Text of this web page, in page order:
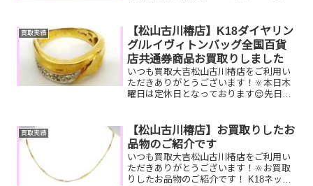
ド 水月焼ブルートパーズお家で
眠っているお品物はございませ...
買取実績
【松山古川椿店】K18ダイヤリン
グ/ルイヴィトンバッグ全国百貨
店共通券商品お買取りしました
いつも買取大吉松山古川椿店をご利用い
ただきありがとうございます！🔆本日木
曜日は定休日となっております😌先日お
全国百貨店共通券商品お家で眠っている
お品物はございませ...
買取実績
【松山古川椿店】お買取りしたお
品物のご紹介です
いつも買取大吉松山古川椿店をご利用い
ただきありがとうございます！🔆お買取
りしたお品物のご紹介です！ K18ネック